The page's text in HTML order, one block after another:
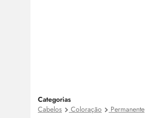
Categorias
Cabelos
Coloração Permanente